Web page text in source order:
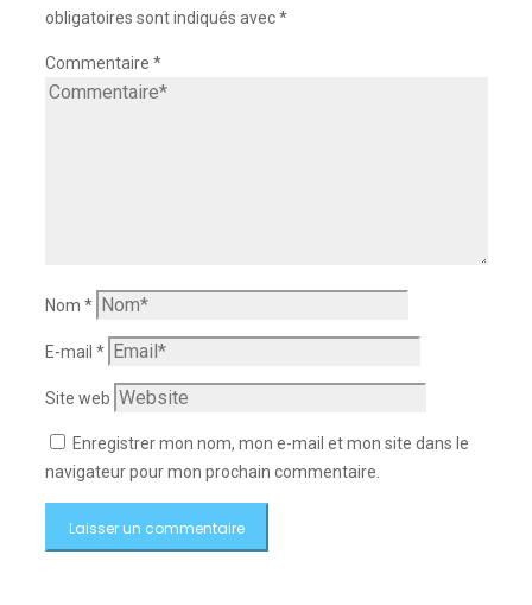
obligatoires sont indiqués avec*
Commentaire *
Nom *
E-mail *
Site web
Enregistrer mon nom, mon e-mail et mon site dans le
navigateur pour mon prochain commentaire.